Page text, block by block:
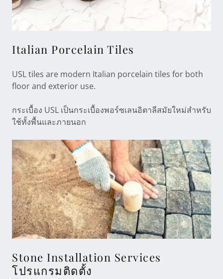
Italian Porcelain Tiles
USL tiles are modern Italian porcelain tiles for both
floor and exterior use.
กระเบื้อง USL เป็นกระเบื้องพอร์ซเลนอิตาลีสมัยใหม่สำหรับ
ใช้ทั้งพื้นและภายนอก
Stone Installation Services
โปรแกรมติดตั้ง